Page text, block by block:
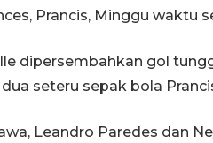
Prancis, Minggu waktu
dipersembahkan gol
seteru sepak bola
Leandro Paredes dan